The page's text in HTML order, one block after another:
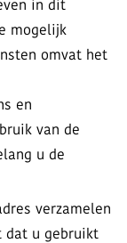
in dit
mogelijk
omvat het
en
van de
u de
verzamelen
dat u gebruikt